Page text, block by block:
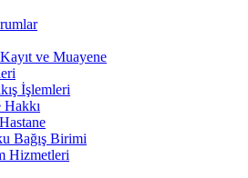
ve Muayene
İşlemleri
Bağış Birimi
Hizmetleri